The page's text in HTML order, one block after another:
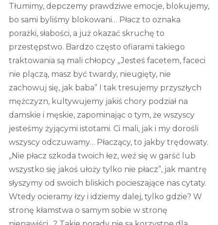
Tłumimy, depczemy prawdziwe emocje, blokujemy,
bo sami byliśmy blokowani… Płacz to oznaka
porażki, słabości, a już okazać skruchę to
przestępstwo. Bardzo często ofiarami takiego
traktowania są mali chłopcy „Jesteś facetem, faceci
nie plączą, masz być twardy, nieugięty, nie
zachowuj się, jak baba” I tak tresujemy przyszłych
mężczyzn, kultywujemy jakiś chory podział na
damskie i męskie, zapominając o tym, że wszyscy
jesteśmy żyjącymi istotami. Ci mali, jak i my dorośli
wszyscy odczuwamy… Płaczący, to jakby trędowaty.
„Nie płacz szkoda twoich łez, weź się w garść lub
wszystko się jakoś ułoży tylko nie płacz”, jak mantrę
słyszymy od swoich bliskich pocieszające nas cytaty.
Wtedy ocieramy łzy i idziemy dalej, tylko gdzie? W
stronę kłamstwa o samym sobie w stronę